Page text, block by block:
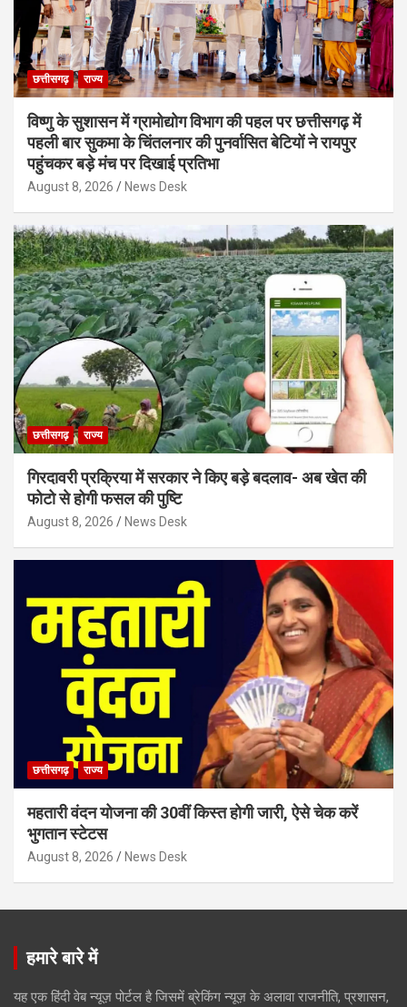
छत्तीसगढ़ राज्य
विष्णु के सुशासन में ग्रामोद्योग विभाग की पहल पर छत्तीसगढ़ में
पहली बार सुकमा के चिंतलनार की पुनर्वासित बेटियों ने रायपुर
पहुंचकर बड़े मंच पर दिखाई प्रतिभा
August 8, 2026 News Desk
छत्तीसगढ़ राज्य
गिरदावरी प्रक्रिया में सरकार ने किए बड़े बदलाव- अब खेत की
फोटो से होगी फसल की पुष्टि
August 8, 2026 News Desk
छत्तीसगढ़ राज्य
महतारी वंदन योजना की 30वीं किस्त होगी जारी, ऐसे चेक करें
भुगतान स्टेटस
August 8, 2026 News Desk
हमारे बारे में
यह एक हिंदी वेब न्यूज़ पोर्टल है जिसमें ब्रेकिंग न्यूज़ के अलावा राजनीति, प्रशासन,